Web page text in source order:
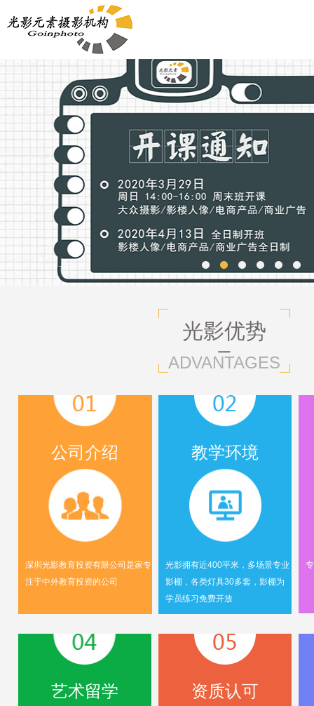
光影优势
ADVANTAGES
公司介绍
深圳光影教育投资有限公司是家专
注于中外教育投资的公司
教学环境
光影拥有近400平米，多场景专业
影棚，各类灯具30多套，影棚为
学员练习免费开放
艺术留学 资质认可